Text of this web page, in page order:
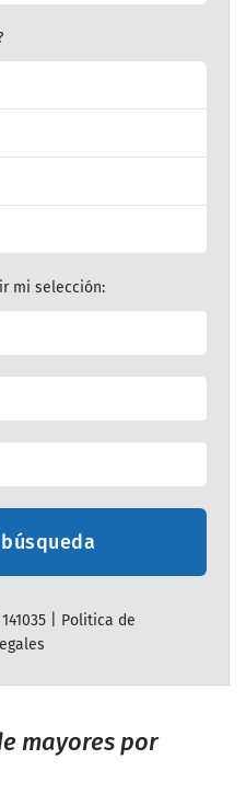
mi selección:
| Politica de
mayores por